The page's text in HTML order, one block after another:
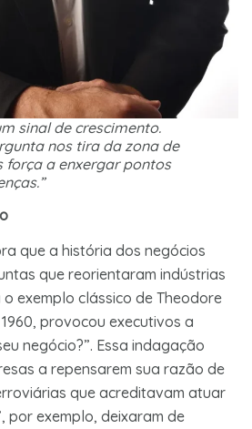
sinal de crescimento.
nos tira da zona de
força a enxergar pontos
que a história dos negócios
que reorientaram indústrias
exemplo clássico de Theodore
provocou executivos a
negócio?”. Essa indagação
a repensarem sua razão de
que acreditavam atuar
por exemplo, deixaram de